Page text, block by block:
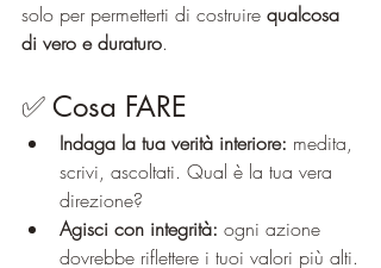
solo per permetterti di costruire qualcosa
di vero e duraturo.
✅ Cosa FARE
Indaga la tua verità interiore: medita,
scrivi, ascoltati. Qual è la tua vera
direzione?
Agisci con integrità: ogni azione
dovrebbe riflettere i tuoi valori più alti.